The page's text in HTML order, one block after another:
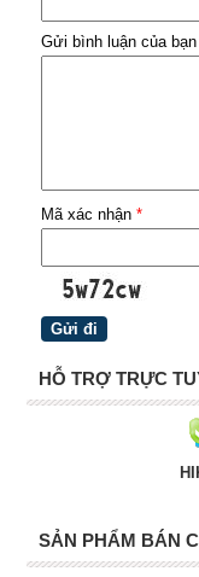
Gửi bình luận của bạn
Mã xác nhận *
HỖ TRỢ TRỰC
SẢN PHẨM BÁN